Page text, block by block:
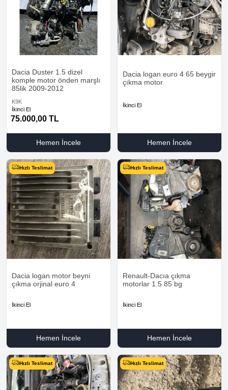
Dacia Duster 1.5 dizel
komple motor önden marşlı
85lik 2009-2012
K9K
İkinci El
75.000,00 TL
Hemen İncele
Dacia logan euro 4 65 beygir
çıkma motor
İkinci El
Hemen İncele
Hızlı Teslimat
Dacia logan motor beyni
çıkma orjinal euro 4
İkinci El
Hemen İncele
Hızlı Teslimat
Renault-Dacıa çıkma
motorlar 1.5 85 bg
İkinci El
Hemen İncele
Hızlı Teslimat Hızlı Teslimat